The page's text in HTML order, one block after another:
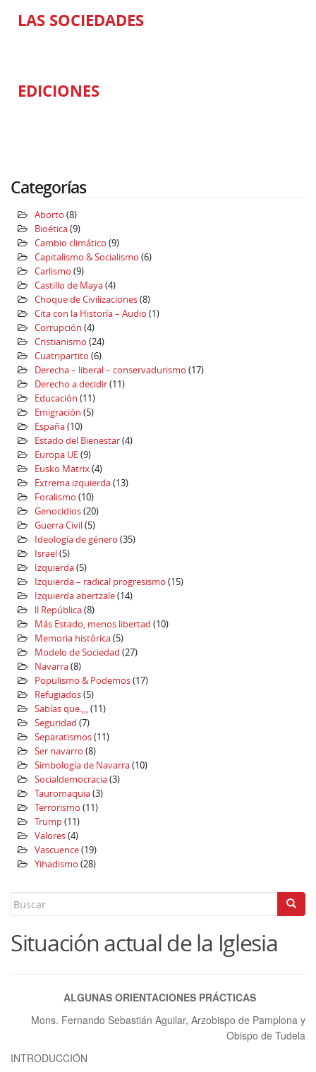
LAS SOCIEDADES
EDICIONES
Categorías
Aborto (8)
Bioética(9)
Cambio climático (9)
Capitalismo & Socialismo (6)
Carlismo (9)
Castillo de Maya(4)
Choque de Civilizaciones(8)
Cita con la Historía – Audio (1)
Corrupción (4)
Cristianismo (24)
Cuatripartito (6)
Derecha – liberal – conservadurismo (17)
Derecho a decidir(11)
Educación (11)
Emigración (5)
España(10)
Estado del Bienestar(4)
Europa UE(9)
Eusko Matrix(4)
Extrema izquierda(13)
Foralismo (10)
Genocidios(20)
Guerra Civil(5)
Ideología de género (35)
Israel(5)
Izquierda(5)
Izquierda – radical progresismo (15)
Izquierda abertzale(14)
ll República(8)
Más Estado, menos libertad (10)
Memoria histórica(5)
Modelo de Sociedad (27)
Navarra(8)
Populismo & Podemos(17)
Refugiados(5)
Sabías que.,,,(11)
Seguridad (7)
Separatismos(11)
Ser navarro (8)
Simbología de Navarra(10)
Socialdemocracia(3)
Tauromaquia(3)
Terrorismo (11)
Trump(11)
Valores(4)
Vascuence(19)
Yihadismo (28)
for:
Situación actual de la Iglesia
ALGUNAS ORIENTACIONES PRÁCTICAS
Mons. Fernando Sebastián Aguilar, Arzobispo de Pamplona y
Obispo de Tudela
INTRODUCCIÓN